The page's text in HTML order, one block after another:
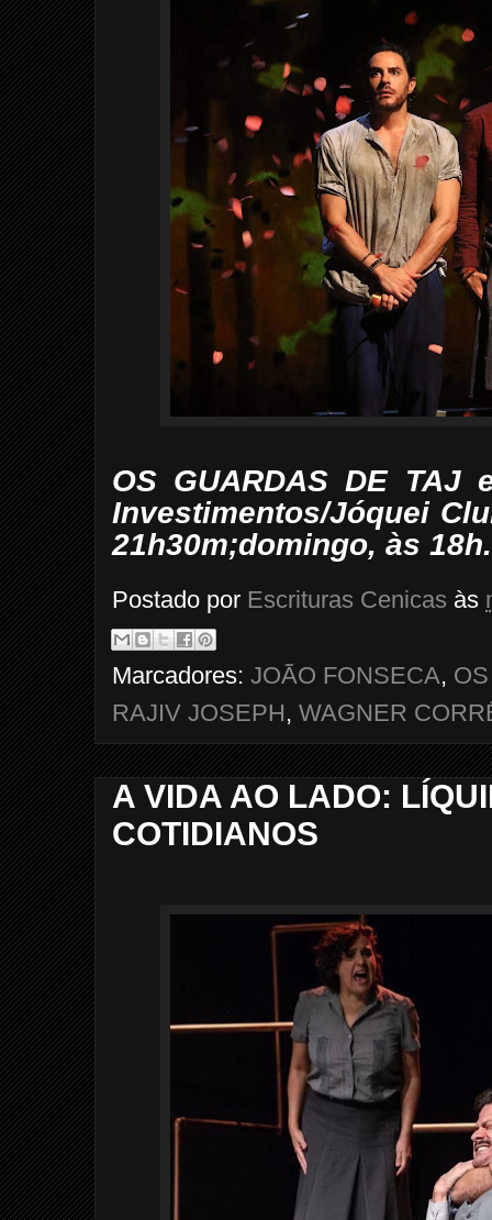
OS GUARDAS DE TAJ
Investimentos/Jóquei
21h30m;domingo, às
Postado por Escrituras Cenicas às
Marcadores: JOÃO FONSECA,
RAJIV JOSEPH, WAGNER
A VIDA AO LADO:
COTIDIANOS